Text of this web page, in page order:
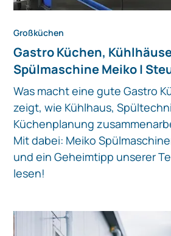
Großküchen
Gastro Küchen,
Spülmaschine Meiko |
Was macht eine gute Gastro
zeigt, wie Kühlhaus,
Küchenplanung
Mit dabei: Meiko
und ein Geheimtipp unserer
lesen!